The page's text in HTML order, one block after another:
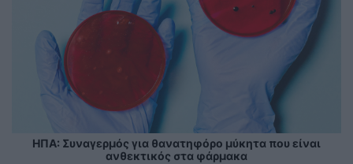
ΗΠΑ: Συναγερμός για θανατηφόρο μύκητα που είναι
ανθεκτικός στα φάρμακα